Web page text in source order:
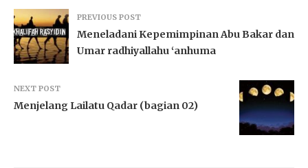
PREVIOUS POST
Meneladani Kepemimpinan Abu Bakar dan
Umar radhiyallahu ‘anhuma
NEXT POST
Menjelang Lailatu Qadar (bagian 02)